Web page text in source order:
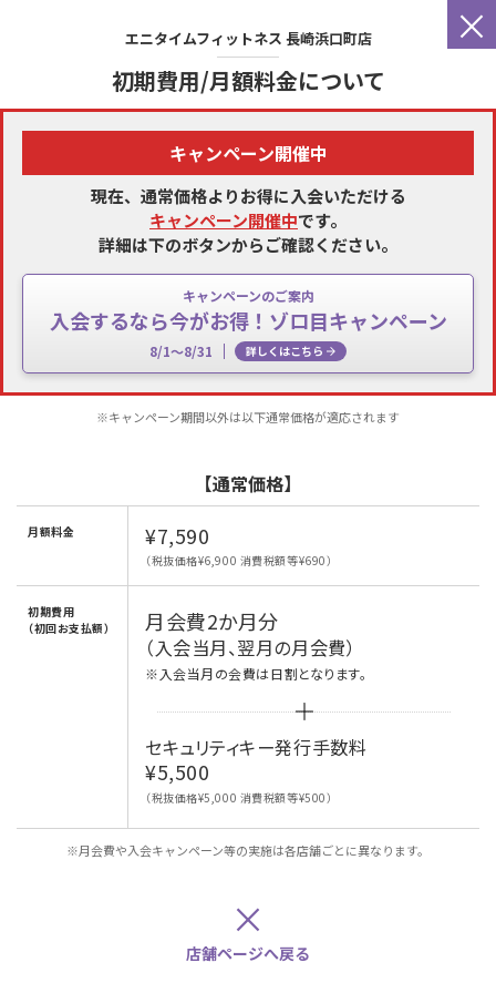
×
エニタイムフィットネス 長崎浜口町店
初期費用/月額料金について
キャンペーン開催中
現在、通常価格よりお得に入会いただける
キャンペーン開催中です。
詳細は下のボタンからご確認ください。
キャンペーンのご案内
入会するなら今がお得！ゾロ目キャンペーン
8/1～8/31 詳しくはこちら
※キャンペーン期間以外は以下通常価格が適応されます
【通常価格】
月額料金 ¥7,590
（税抜価格¥6,900 消費税額等¥690）
初期費用
（初回お支払額）
月会費2か月分
（入会当月、翌月の月会費）
※入会当月の会費は日割となります。
セキュリティキー発行手数料
¥5,500
（税抜価格¥5,000 消費税額等¥500）
※月会費や入会キャンペーン等の実施は各店舗ごとに異なります。
×
店舗ページへ戻る